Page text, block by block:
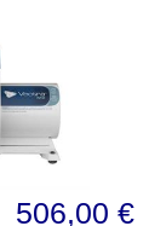
506,00 €